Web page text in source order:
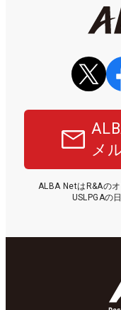
メ
ALBA NetはR&Aの
USLPGAの